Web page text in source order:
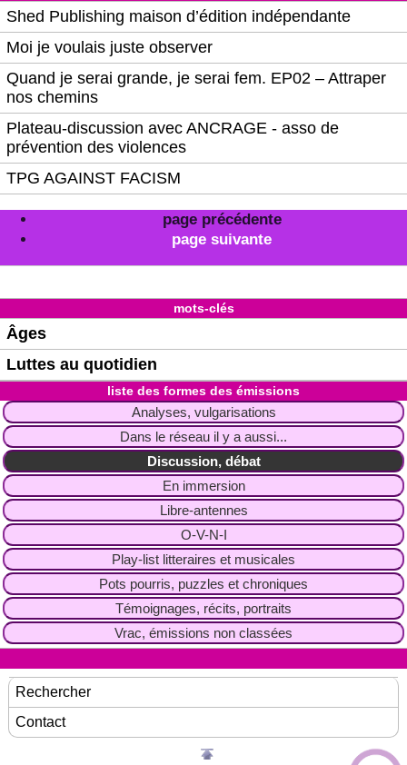
Shed Publishing maison d’édition indépendante
Moi je voulais juste observer
Quand je serai grande, je serai fem. EP02 – Attraper
nos chemins
Plateau-discussion avec ANCRAGE - asso de
prévention des violences
TPG AGAINST FACISM
page précédente
page suivante
mots-clés
Âges
Luttes au quotidien
liste des formes des émissions
Analyses, vulgarisations
Dans le réseau il y a aussi...
Discussion, débat
En immersion
Libre-antennes
O-V-N-I
Play-list litteraires et musicales
Pots pourris, puzzles et chroniques
Témoignages, récits, portraits
Vrac, émissions non classées
Rechercher
Contact